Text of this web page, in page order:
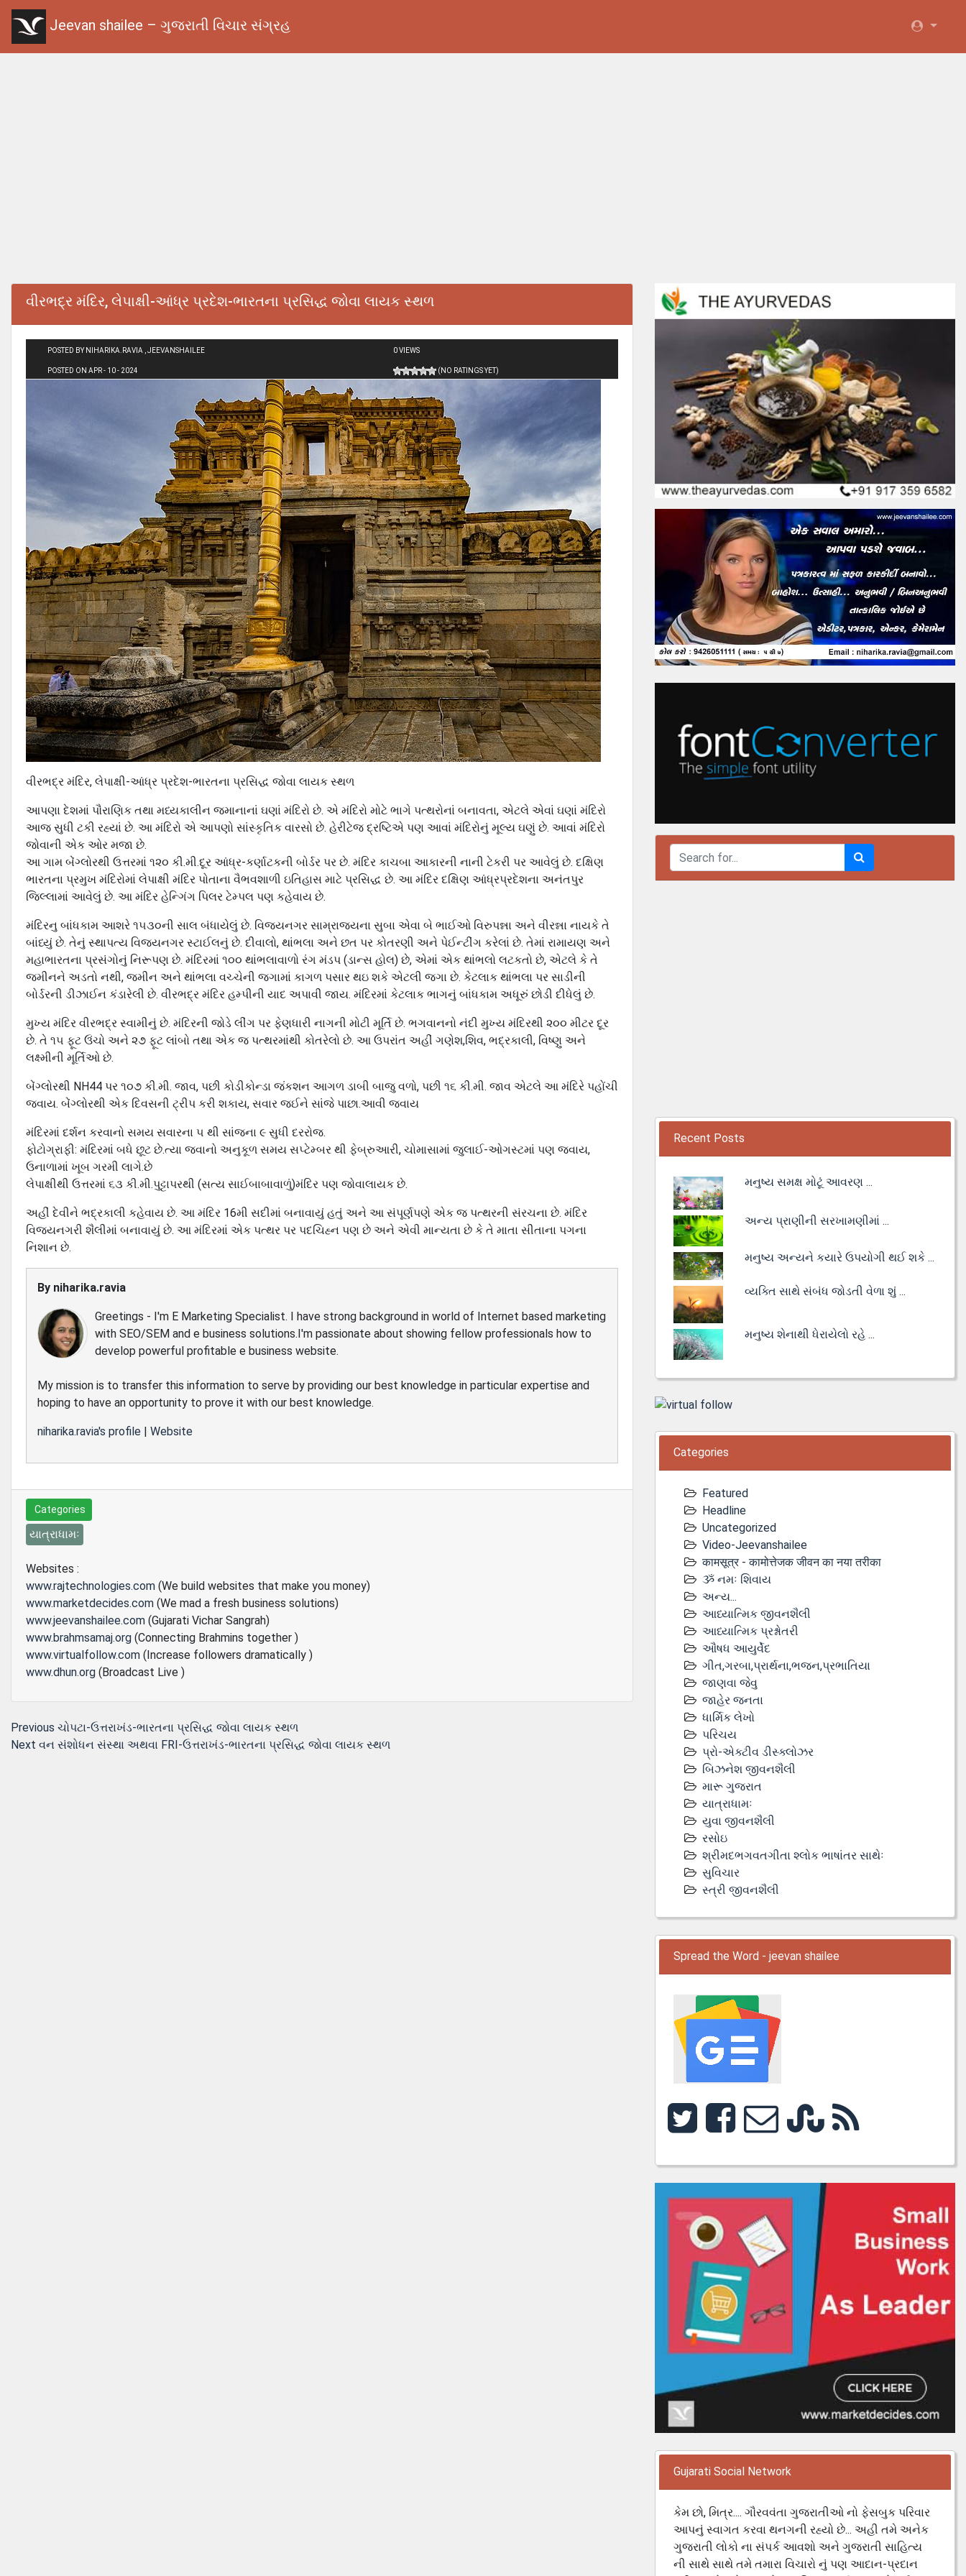
Jeevan shailee – ગુજરાતી વિચાર સંગ્રહ
વીરભદ્ર મંદિર, લેપાક્ષી-આંધ્ર પ્રદેશ-ભારતના પ્રસિદ્ધ જોવા લાયક સ્થળ
POSTED BY NIHARIKA.RAVIA , JEEVANSHAILEE
POSTED ON APR - 10 - 2024
0 VIEWS
(NO RATINGS YET)
વીરભદ્ર મંદિર, લેપાક્ષી-આંધ્ર પ્રદેશ-ભારતના પ્રસિદ્ધ જોવા લાયક સ્થળ
આપણા દેશમાં પૌરાણિક તથા મધ્યકાલીન જમાનાનાં ઘણાં મંદિરો છે. એ મંદિરો મોટે ભાગે પત્થરોનાં બનાવતા, એટલે એવાં ઘણાં મંદિરો
આજ સુધી ટકી રહ્યાં છે. આ મંદિરો એ આપણો સાંસ્કૃતિક વારસો છે. હેરીટેજ દ્રષ્ટિએ પણ આવાં મંદિરોનું મૂલ્ય ઘણું છે. આવાં મંદિરો
જોવાની એક ઓર મજા છે.
આ ગામ બેંગ્લોરથી ઉત્તરમાં ૧૨૦ કી.મી.દૂર આંધ્ર-કર્ણાટકની બોર્ડર પર છે. મંદિર કાચબા આકારની નાની ટેકરી પર આવેલું છે. દક્ષિણ
ભારતના પ્રમુખ મંદિરોમાં લેપાક્ષી મંદિર પોતાના વૈભવશાળી ઇતિહાસ માટે પ્રસિદ્ધ છે. આ મંદિર દક્ષિણ આંધ્રપ્રદેશના અનંતપુર
જિલ્લામાં આવેલું છે. આ મંદિર હેન્ગિંગ પિલર ટેમ્પલ પણ કહેવાય છે.
મંદિરનુ બાંધકામ આશરે ૧૫૩૦ની સાલ બંધાયેલું છે. વિજયનગર સામ્રાજ્યના સુબા એવા બે ભાઈઓ વિરુપન્ના અને વીરન્ના નાયકે તે
બાંધ્યું છે. તેનું સ્થાપત્ય વિજયનગર સ્ટાઈલનું છે. દીવાલો, થાંભલા અને છત પર કોતરણી અને પેઈન્ટીંગ કરેલાં છે. તેમાં રામાયણ અને
મહાભારતના પ્રસંગોનું નિરૂપણ છે. મંદિરમાં ૧૦૦ થાંભલાવાળો રંગ મંડપ (ડાન્સ હોલ) છે, એમાં એક થાંભલો લટકતો છે, એટલે કે તે
જમીનને અડતો નથી, જમીન અને થાંભલા વચ્ચેની જગામાં કાગળ પસાર થઇ શકે એટલી જગા છે. કેટલાક થાંભલા પર સાડીની
બોર્ડરની ડીઝાઈન કંડારેલી છે. વીરભદ્ર મંદિર હમ્પીની યાદ અપાવી જાય. મંદિરમાં કેટલાક ભાગનું બાંધકામ અધૂરું છોડી દીધેલું છે.
મુખ્ય મંદિર વીરભદ્ર સ્વામીનું છે. મંદિરની જોડે લીંગ પર ફેણધારી નાગની મોટી મૂર્તિ છે. ભગવાનનો નંદી મુખ્ય મંદિરથી ૨૦૦ મીટર દૂર
છે. તે ૧૫ ફૂટ ઉંચો અને ૨૭ ફૂટ લાંબો તથા એક જ પત્થરમાંથી કોતરેલો છે. આ ઉપરાંત અહીં ગણેશ,શિવ, ભદ્રકાલી, વિષ્ણુ અને
લક્ષ્મીની મૂર્તિઓ છે.
બેંગ્લોરથી NH44 પર ૧૦૭ કી.મી. જાવ, પછી કોડીકોન્ડા જંકશન આગળ ડાબી બાજુ વળો, પછી ૧૬ કી.મી. જાવ એટલે આ મંદિરે પહોંચી
જવાય. બેંગ્લોરથી એક દિવસની ટ્રીપ કરી શકાય, સવાર જઈને સાંજે પાછા.આવી જવાય
મંદિરમાં દર્શન કરવાનો સમય સવારના ૫ થી સાંજના ૯ સુધી દરરોજ.
ફોટોગ્રાફી: મંદિરમાં બધે છૂટ છે.ત્યા જવાનો અનુકૂળ સમય સપ્ટેમ્બર થી ફેબ્રુઆરી, ચોમાસામાં જુલાઈ-ઓગસ્ટમાં પણ જવાય,
ઉનાળામાં ખૂબ ગરમી લાગે.છે
લેપાક્ષીથી ઉત્તરમાં ૬૩ કી.મી.પુટ્ટાપરથી (સત્ય સાઈબાબાવાળું)મંદિર પણ જોવાલાયક છે.
અહીં દેવીને ભદ્રકાલી કહેવાય છે. આ મંદિર 16મી સદીમાં બનાવાયું હતું અને આ સંપૂર્ણપણે એક જ પત્થરની સંરચના છે. મંદિર
વિજયનગરી શૈલીમાં બનાવાયું છે. આ મંદિરમાં એક પત્થર પર પદચિહ્ન પણ છે અને એવી માન્યતા છે કે તે માતા સીતાના પગના
નિશાન છે.
By niharika.ravia
Greetings - I'm E Marketing Specialist. I have strong background in world of Internet based marketing
with SEO/SEM and e business solutions.I'm passionate about showing fellow professionals how to
develop powerful profitable e business website.
My mission is to transfer this information to serve by providing our best knowledge in particular expertise and
hoping to have an opportunity to prove it with our best knowledge.
niharika.ravia's profile | Website
Categories
યાત્રાધામઃ
Websites :
www.rajtechnologies.com (We build websites that make you money)
www.marketdecides.com (We mad a fresh business solutions)
www.jeevanshailee.com (Gujarati Vichar Sangrah)
www.brahmsamaj.org (Connecting Brahmins together )
www.virtualfollow.com (Increase followers dramatically )
www.dhun.org (Broadcast Live )
Post
Previous Previous
post:
ચોપટા-ઉત્તરાખંડ-ભારતના પ્રસિદ્ધ જોવા લાયક સ્થળ
Next Next
વન સંશોધન સંસ્થા અથવા FRI-ઉત્તરાખંડ-ભારતના પ્રસિદ્ધ જોવા લાયક સ્થળ
Recent Posts
મનુષ્ય સમક્ષ મોટૂં આવરણ ...
અન્ય પ્રાણીની સરખામણીમાં ...
મનુષ્ય અન્યને કયારે ઉપયોગી થઈ શકે ...
વ્યક્તિ સાથે સંબંધ જોડતી વેળા શું ...
મનુષ્ય શેનાથી ધેરાયેલો રહે ...
Categories
Featured
Headline
Uncategorized
Video-Jeevanshailee
कामसूत्र - कामोत्तेजक जीवन का नया तरीका
ૐ નમઃ શિવાય
અન્ય...
આધ્યાત્મિક જીવનશૈલી
આધ્યાત્મિક પ્રશ્નોતરી
ઔષધ આયુર્વેદ
ગીત,ગરબા,પ્રાર્થના,ભજન,પ્રભાતિયા
જાણવા જેવુ
જાહેર જનતા
ધાર્મિક લેખો
પરિચય
પ્રો-એક્ટીવ ડીસ્‍ક્લોઝર
બિઝનેશ જીવનશૈલી
મારૂ ગુજરાત
યાત્રાધામઃ
યુવા જીવનશૈલી
રસોઇ
શ્રીમદભગવતગીતા શ્લોક ભાષાંતર સાથેઃ
સુવિચાર
સ્ત્રી જીવનશૈલી
Spread the Word - jeevan shailee
Gujarati Social Network
કેમ છો, મિત્ર.... ગૌરવવંતા ગુજરાતીઓ નો ફેસબુક પરિવાર
આપનું સ્વાગત કરવા થનગની રહ્યો છે... અહી તમે અનેક
ગુજરાતી લોકો ના સંપર્ક આવશો અને ગુજરાતી સાહિત્ય
ની સાથે સાથે તમે તમારા વિચારો નું પણ આદાન-પ્રદાન